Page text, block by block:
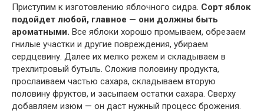
Приступим к изготовлению яблочного сидра. Сорт яблок
подойдет любой, главное — они должны быть
ароматными. Все яблоки хорошо промываем, обрезаем
гнилые участки и другие повреждения, убираем
сердцевину. Далее их мелко режем и складываем в
трехлитровый бутыль. Сложив половину продукта,
прослаиваем частью сахара, складываем вторую
половину фруктов, и засыпаем остатки сахара. Сверху
добавляем изюм — он даст нужный процесс брожения.